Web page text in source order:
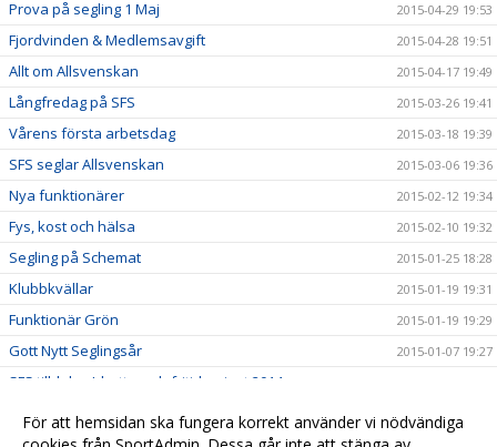
Prova på segling 1 Maj 2015-04-29 19:53
Fjordvinden & Medlemsavgift 2015-04-28 19:51
Allt om Allsvenskan 2015-04-17 19:49
Långfredag på SFS 2015-03-26 19:41
Vårens första arbetsdag 2015-03-18 19:39
SFS seglar Allsvenskan 2015-03-06 19:36
Nya funktionärer 2015-02-12 19:34
Fys, kost och hälsa 2015-02-10 19:32
Segling på Schemat 2015-01-25 18:28
Klubbkvällar 2015-01-19 19:31
Funktionär Grön 2015-01-19 19:29
Gott Nytt Seglingsår 2015-01-07 19:27
SFS tilldelas Idrotts- och fritidspriset 2014
Hedersmedlem Conny Stensson 2014-12-02 19:15
2014-11-11 19:13
För att hemsidan ska fungera korrekt använder vi nödvändiga